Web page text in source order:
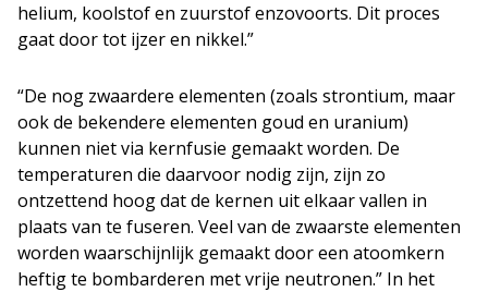
helium, koolstof en zuurstof enzovoorts. Dit proces
gaat door tot ijzer en nikkel.”
“De nog zwaardere elementen (zoals strontium, maar
ook de bekendere elementen goud en uranium)
kunnen niet via kernfusie gemaakt worden. De
temperaturen die daarvoor nodig zijn, zijn zo
ontzettend hoog dat de kernen uit elkaar vallen in
plaats van te fuseren. Veel van de zwaarste elementen
worden waarschijnlijk gemaakt door een atoomkern
heftig te bombarderen met vrije neutronen.” In het